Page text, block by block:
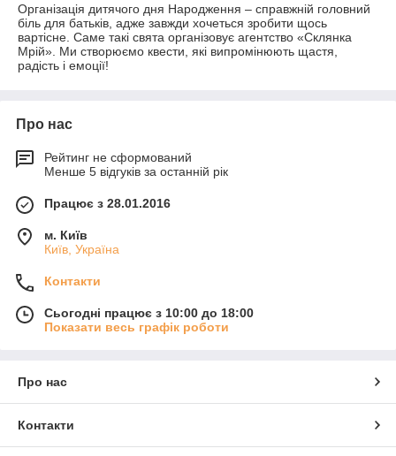
Організація дитячого дня Народження – справжній головний
біль для батьків, адже завжди хочеться зробити щось
вартісне. Саме такі свята організовує агентство «Склянка
Мрій». Ми створюємо квести, які випромінюють щастя,
радість і емоції!
Про нас
Рейтинг не сформований
Менше 5 відгуків за останній рік
Працює з 28.01.2016
м. Київ
Київ, Україна
Контакти
Сьогодні працює з 10:00 до 18:00
Показати весь графік роботи
Про нас
Контакти